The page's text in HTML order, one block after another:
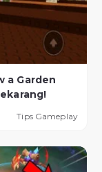
a Garden
Tips Gameplay